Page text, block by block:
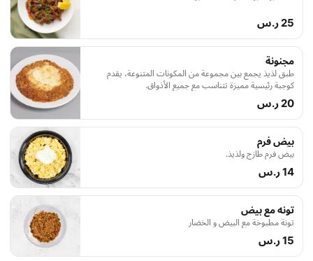
25 ر.س
مجنونة
طبق لذيذ يجمع بين مجموعة من المكونات المتنوعة، يقدم
كوجبة رئيسية مميزة تتناسب مع جميع الأذواق.
20 ر.س
بيض فرم
بيض فرم طازج ولذيذ.
14 ر.س
تونه مع بيض
تونة مطبوخة مع البيض و الخضار
15 ر.س